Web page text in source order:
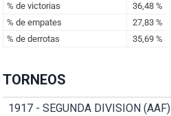
TORNEOS
1917 - SEGUNDA DIVISION (AAF)